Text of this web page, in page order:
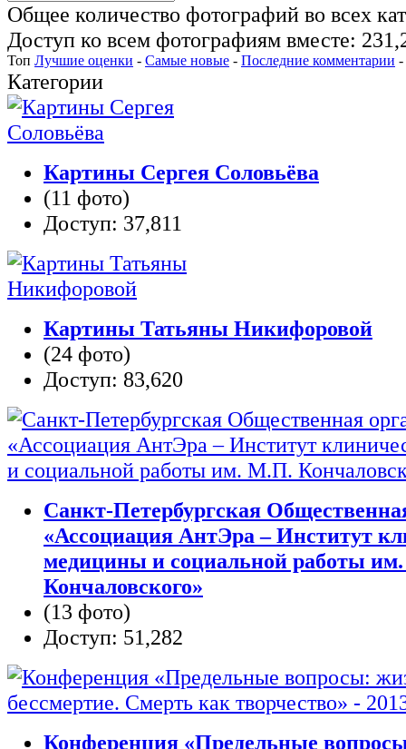
Общее количество фотографий во всех
Доступ ко всем фотографиям вместе:
Топ Лучшие оценки - Самые новые - Последние комментарии -
Категории
Картины Сергея Соловьёва
(11 фото)
Доступ: 37,811
Картины Татьяны Никифоровой
(24 фото)
Доступ: 83,620
Санкт-Петербургская
«Ассоциация АнтЭра – Институт
медицины и социальной работы
Кончаловского»
(13 фото)
Доступ: 51,282
Конференция «Предельные